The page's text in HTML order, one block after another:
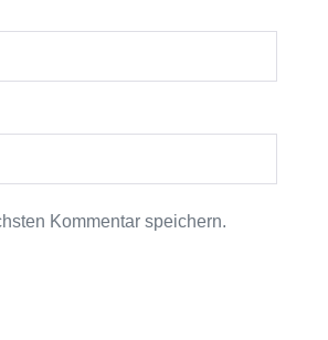
Kommentar speichern.